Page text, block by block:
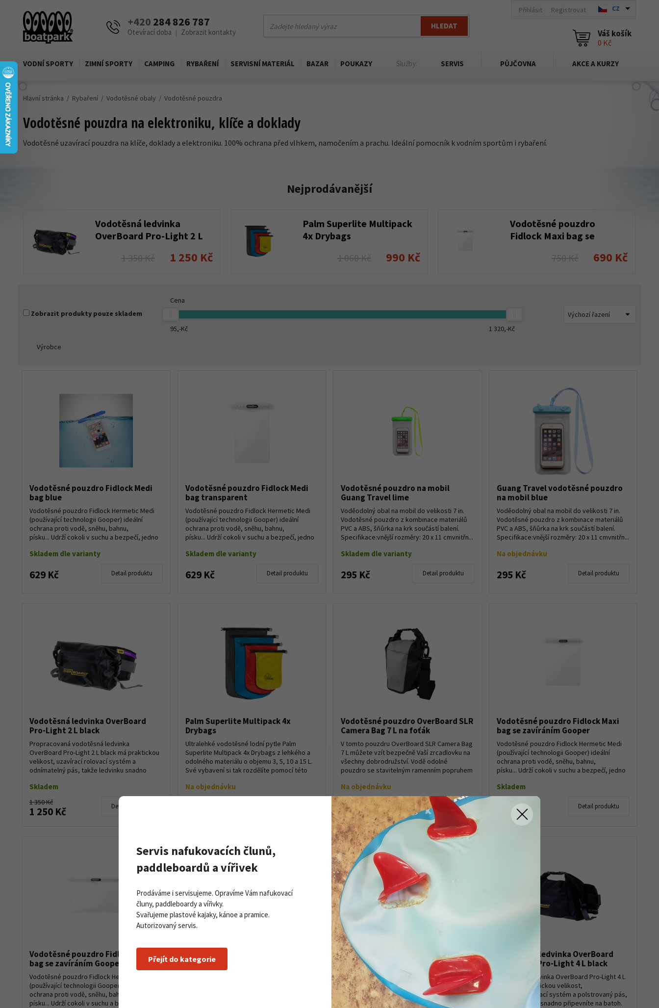
+420 284 826 787
Otevírací doba | Zobrazit kontakty
HLEDAT
Přihlásit Registrovat CZ
Váš košík
0 Kč
VODNÍ SPORTY ZIMNÍ SPORTY CAMPING RYBAŘENÍ SERVISNÍ MATERIÁL BAZAR POUKAZY Služby: SERVIS PŮJČOVNA AKCE A KURZY
Hlavní stránka Rybaření Vodotěsné obaly Vodotěsné pouzdra
Vodotěsné pouzdra na elektroniku, klíče a doklady
Vodotěsné uzavírací pouzdra na klíče, doklady a elektroniku. 100% ochrana před vlhkem, namočením a prachu. Ideální pomocník k vodním sportům i rybaření.
Nejprodávanější
Vodotěsná ledvinka
OverBoard Pro-Light 2 L
1 350 Kč
1 250 Kč
Palm Superlite Multipack
4x Drybags
1 060 Kč
990 Kč
Vodotěsné pouzdro
Fidlock Maxi bag se
750 Kč
690 Kč
Zobrazit produkty pouze skladem
Cena
95,-Kč 1 320,-Kč
Výrobce
Vodotěsné pouzdro Fidlock Medi
bag blue
Vodotěsné pouzdro Fidlock Hermetic Medi
(používající technologii Gooper) ideální
ochrana proti vodě, sněhu, bahnu,
písku... Udrží cokoli v suchu a bezpečí, jedno
Skladem dle varianty
629 Kč Detail produktu
Vodotěsné pouzdro Fidlock Medi
bag transparent
Vodotěsné pouzdro Fidlock Hermetic Medi
(používající technologii Gooper) ideální
ochrana proti vodě, sněhu, bahnu,
písku... Udrží cokoli v suchu a bezpečí, jedno
Skladem dle varianty
629 Kč Detail produktu
Vodotěsné pouzdro na mobil
Guang Travel lime
Voděodolný obal na mobil do velikosti 7 in.
Vodotěsné pouzdro z kombinace materiálů
PVC a ABS, šňůrka na krk součástí balení.
Specifikace:vnější rozměry: 20 x 11 cmvnitřn...
Skladem dle varianty
295 Kč Detail produktu
Guang Travel vodotěsné pouzdro
na mobil blue
Voděodolný obal na mobil do velikosti 7 in.
Vodotěsné pouzdro z kombinace materiálů
PVC a ABS, šňůrka na krk součástí balení.
Specifikace:vnější rozměry: 20 x 11 cmvnitřn...
Na objednávku
295 Kč Detail produktu
Vodotěsná ledvinka OverBoard
Pro-Light 2 L black
Propracovaná vodotěsná ledvinka
OverBoard Pro-Light 2 L black má praktickou
velikost, uzavírací rolovací systém a
odnímatelný pás, takže ledvinku snadno
Skladem
1 350 Kč
1 250 Kč Detail produktu
Palm Superlite Multipack 4x
Drybags
Ultralehké vodotěsné lodní pytle Palm
Superlite Multipack 4x Drybags z lehkého a
odolného materiálu o objemu 3, 5, 10 a 15 L.
Své vybavení si tak rozdělíte pomocí této
Na objednávku
Vodotěsné pouzdro OverBoard SLR
Camera Bag 7 L na foťák
V tomto pouzdru OverBoard SLR Camera Bag
7 L můžete vzít bezpečně Vaší zrcadlovku na
všechny dobrodružství. Vodě odolné
pouzdro se stavitelným ramenním popruhem
Na objednávku
1 050 Kč
990 Kč Detail produktu
Vodotěsné pouzdro Fidlock Maxi
bag se zavíráním Gooper
Vodotěsné pouzdro Fidlock Hermetic Medi
(používající technologii Gooper) ideální
ochrana proti vodě, sněhu, bahnu,
písku... Udrží cokoli v suchu a bezpečí, jedno
Skladem
690 Kč Detail produktu
Vodotěsné pouzdro Fidlock Multi
bag se zavíráním Gooper
Vodotěsné pouzdro Fidlock Hermetic Medi
(používající technologii Gooper) ideální
ochrana proti vodě, sněhu, bahnu,
písku... Udrží cokoli v suchu a bezpečí, jedno
Vodotěsný obal Palm First Aid 3 L
nejen na lékárničku
Lodní pytel Overboard Flat bag 5 L
Lodní pytel Overboard Flat bag 5 L je velice
kvalitní příruční lodní pytel, ideální pro věci,
které potřebujete mít po ruce. Lodní pytel je
100% vodotěsný, vybaven karabi...
Vodotěsná ledvinka OverBoard
Waistpack Pro-Light 4 L black
Vodotěsná ledvinka OverBoard Pro-Light 4 L
black má praktickou velikost,
uzavírací rolovací systém a polstrovaný pás,
takže ledvinku snadno připevníte na batoh.
Servis nafukovacích člunů,
paddleboardů a vířivek
Prodáváme i servisujeme. Opravíme Vám nafukovací
čluny, paddleboardy a vířivky.
Svařujeme plastové kajaky, kánoe a pramice.
Autorizovaný servis.
Přejít do kategorie